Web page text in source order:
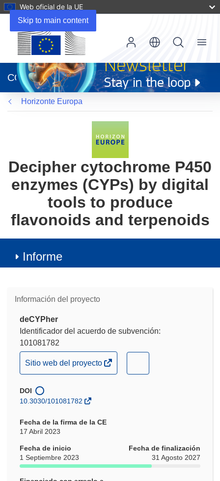
Skip to main content
Web oficial de la UE
abrirá
en
una
nueva
ventana)
CORDIS
Menu
Horizonte Europa
Decipher cytochrome P450
enzymes (CYPs) by digital
tools to produce
flavonoids and terpenoids
Informe
Información del proyecto
deCYPher
Identificador del acuerdo de subvención:
101081782
(se
abrirá
una
ventana)
Sitio web del proyecto
abrirá
DOI
10.3030/101081782
Fecha de la firma de la CE
17 Abril 2023
Fecha de inicio
1 Septiembre 2023
Fecha de finalización
31 Agosto 2027